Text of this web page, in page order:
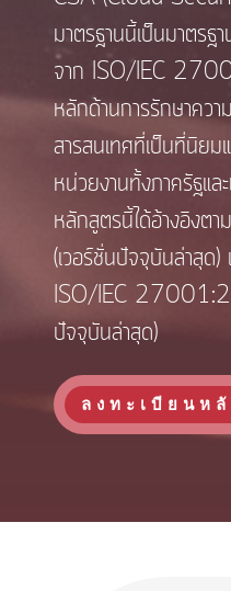
มาตรฐานนี้เป็นมาตร
จาก ISO/IEC
หลักด้านการรักษาคว
สารสนเทศที่เป็นที่นิย
หน่วยงานทั้งภาครัฐแ
หลักสูตรนี้ได้อ้างอิงต
(เวอร์ชั่นปัจจุบันล่าสุด)
ISO/IEC
ปัจจุบันล่าสุด)
ลงทะเบียนห